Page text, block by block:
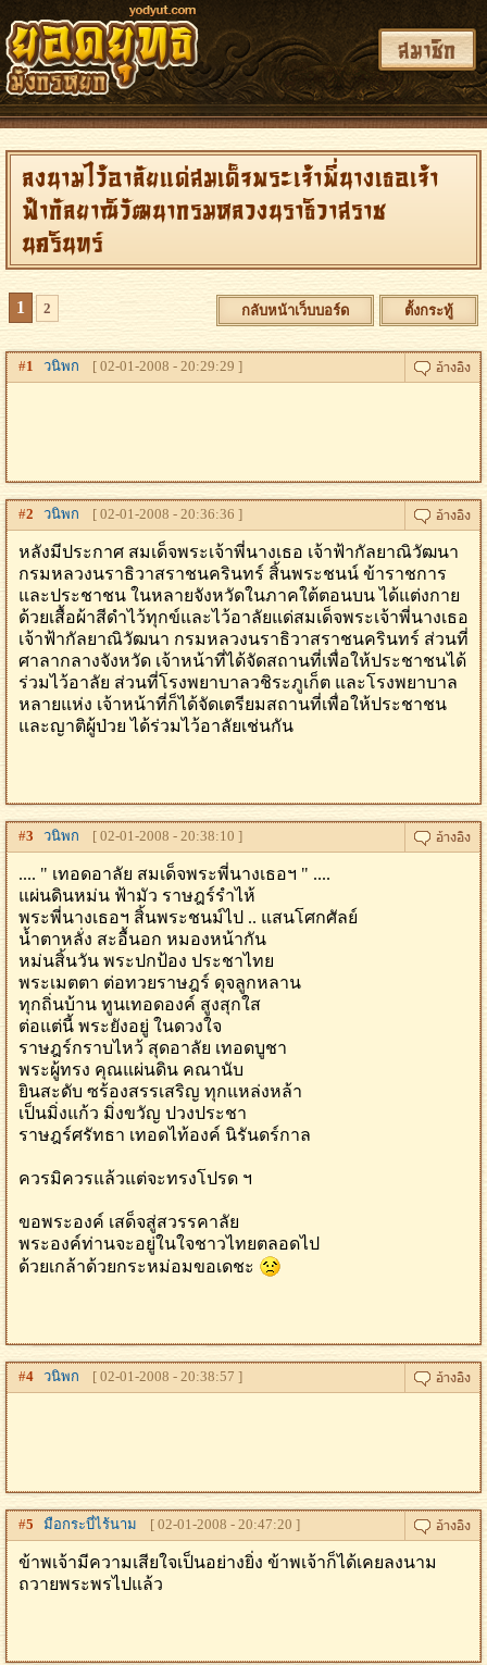
สมาชิก
ลงนามไว้อาลัยแด่สมเด็จพระเจ้าพี่นางเธอเจ้า
ฟ้ากัลยาณิวัฒนากรมหลวงนราธิวาสราช
นครินทร์
1 2 กลับหน้าเว็บบอร์ด ตั้งกระทู้
#1 วนิพก [ 02-01-2008 - 20:29:29 ]
#2 วนิพก [ 02-01-2008 - 20:36:36 ]
หลังมีประกาศ สมเด็จพระเจ้าพี่นางเธอ เจ้าฟ้ากัลยาณิวัฒนา
กรมหลวงนราธิวาสราชนครินทร์ สิ้นพระชนน์ ข้าราชการ
และประชาชน ในหลายจังหวัดในภาคใต้ตอนบน ได้แต่งกาย
ด้วยเสื้อผ้าสีดำไว้ทุกข์และไว้อาลัยแด่สมเด็จพระเจ้าพี่นางเธอ
เจ้าฟ้ากัลยาณิวัฒนา กรมหลวงนราธิวาสราชนครินทร์ ส่วนที่
ศาลากลางจังหวัด เจ้าหน้าที่ได้จัดสถานที่เพื่อให้ประชาชนได้
ร่วมไว้อาลัย ส่วนที่โรงพยาบาลวชิระภูเก็ต และโรงพยาบาล
หลายแห่ง เจ้าหน้าที่ก็ได้จัดเตรียมสถานที่เพื่อให้ประชาชน
และญาติผู้ป่วย ได้ร่วมไว้อาลัยเช่นกัน
#3 วนิพก [ 02-01-2008 - 20:38:10 ]
.... " เทอดอาลัย สมเด็จพระพี่นางเธอฯ " ....
แผ่นดินหม่น ฟ้ามัว ราษฎร์รำไห้
พระพี่นางเธอฯ สิ้นพระชนม์ไป .. แสนโศกศัลย์
น้ำตาหลั่ง สะอื้นอก หมองหน้ากัน
หม่นสิ้นวัน พระปกป้อง ประชาไทย
พระเมตตา ต่อทวยราษฎร์ ดุจลูกหลาน
ทุกถิ่นบ้าน ทูนเทอดองค์ สูงสุกใส
ต่อแต่นี้ พระยังอยู่ ในดวงใจ
ราษฎร์กราบไหว้ สุดอาลัย เทอดบูชา
พระผู้ทรง คุณแผ่นดิน คณานับ
ยินสะดับ ซร้องสรรเสริญ ทุกแหล่งหล้า
เป็นมิ่งแก้ว มิ่งขวัญ ปวงประชา
ราษฎร์ศรัทธา เทอดไท้องค์ นิรันดร์กาล
ควรมิควรแล้วแต่จะทรงโปรด ฯ
ขอพระองค์ เสด็จสู่สวรรคาลัย
พระองค์ท่านจะอยู่ในใจชาวไทยตลอดไป
ด้วยเกล้าด้วยกระหม่อมขอเดชะ
#4 วนิพก [ 02-01-2008 - 20:38:57 ]
#5 มือกระบี่ไร้นาม [ 02-01-2008 - 20:47:20 ]
ข้าพเจ้ามีความเสียใจเป็นอย่างยิ่ง ข้าพเจ้าก็ได้เคยลงนาม
ถวายพระพรไปแล้ว